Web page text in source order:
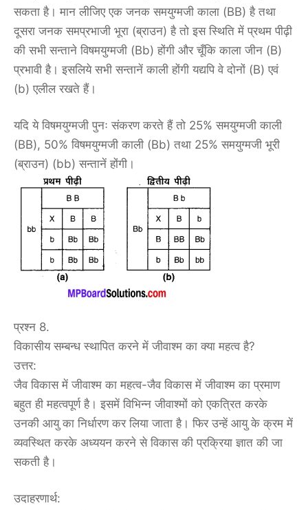
सकता है। मान लीजिए एक जनक समयुग्मजी काला (BB) है तथा
दूसरा जनक समप्रभाजी भूरा (ब्राउन) है तो इस स्थिति में प्रथम पीढ़ी
की सभी सन्ताने विषमयुग्मजी (Bb) होंगी और चूँकि काला जीन (B)
प्रभावी है। इसलिये सभी सन्तानें काली होंगी यद्यपि वे दोनों (B) एवं
(b) एलील रखते हैं।
यदि ये विषमयुग्मजी पुनः संकरण करते हैं तो 25% समयुग्मजी काली
(BB), 50% विषमयुग्मजी काली (Bb) तथा 25% समयुग्मजी भूरी
(ब्राउन) (bb) सन्तानें होंगी।
प्रश्न 8.
विकासीय सम्बन्ध स्थापित करने में जीवाश्म का क्या महत्व है?
उत्तर:
जैव विकास में जीवाश्म का महत्व-जैव विकास में जीवाश्म का प्रमाण
बहुत ही महत्वपूर्ण है। इसमें विभिन्न जीवाश्मों को एकत्रित करके
उनकी आयु का निर्धारण कर लिया जाता है। फिर उन्हें आयु के क्रम में
व्यवस्थित करके अध्ययन करने से विकास की प्रक्रिया ज्ञात की जा
सकती है।
उदाहरणार्थ: